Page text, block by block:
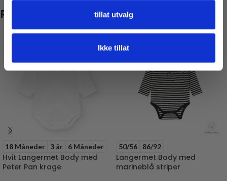
tillat utvalg
Ikke tillat
Relaterte produkter
18 Måneder 3 år 6 Måneder
Hvit Langermet Body med
Peter Pan krage
50/56 86/92
Langermet Body med
marineblå striper